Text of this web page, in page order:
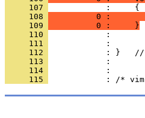
     107
     108
0 :
     109
          0 :     }
     110
     111
     112
     113
     114
     115